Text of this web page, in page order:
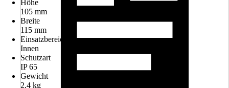
Höhe
105 mm
Breite
115 mm
Einsatzbereich
Innen
Schutzart
IP 65
Gewicht
2,4 kg